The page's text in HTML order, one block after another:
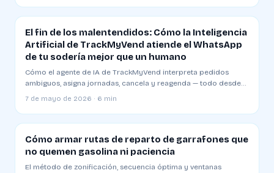
El fin de los malentendidos: Cómo la Inteligencia
Artificial de TrackMyVend atiende el WhatsApp
de tu sodería mejor que un humano
Cómo el agente de IA de TrackMyVend interpreta pedidos
ambiguos, asigna jornadas, cancela y reagenda — todo desde
WhatsApp y sin que el dueño de la planta toque una tecla.
7 de mayo de 2026 · 6 min
Cómo armar rutas de reparto de garrafones que
no quemen gasolina ni paciencia
El método de zonificación, secuencia óptima y ventanas